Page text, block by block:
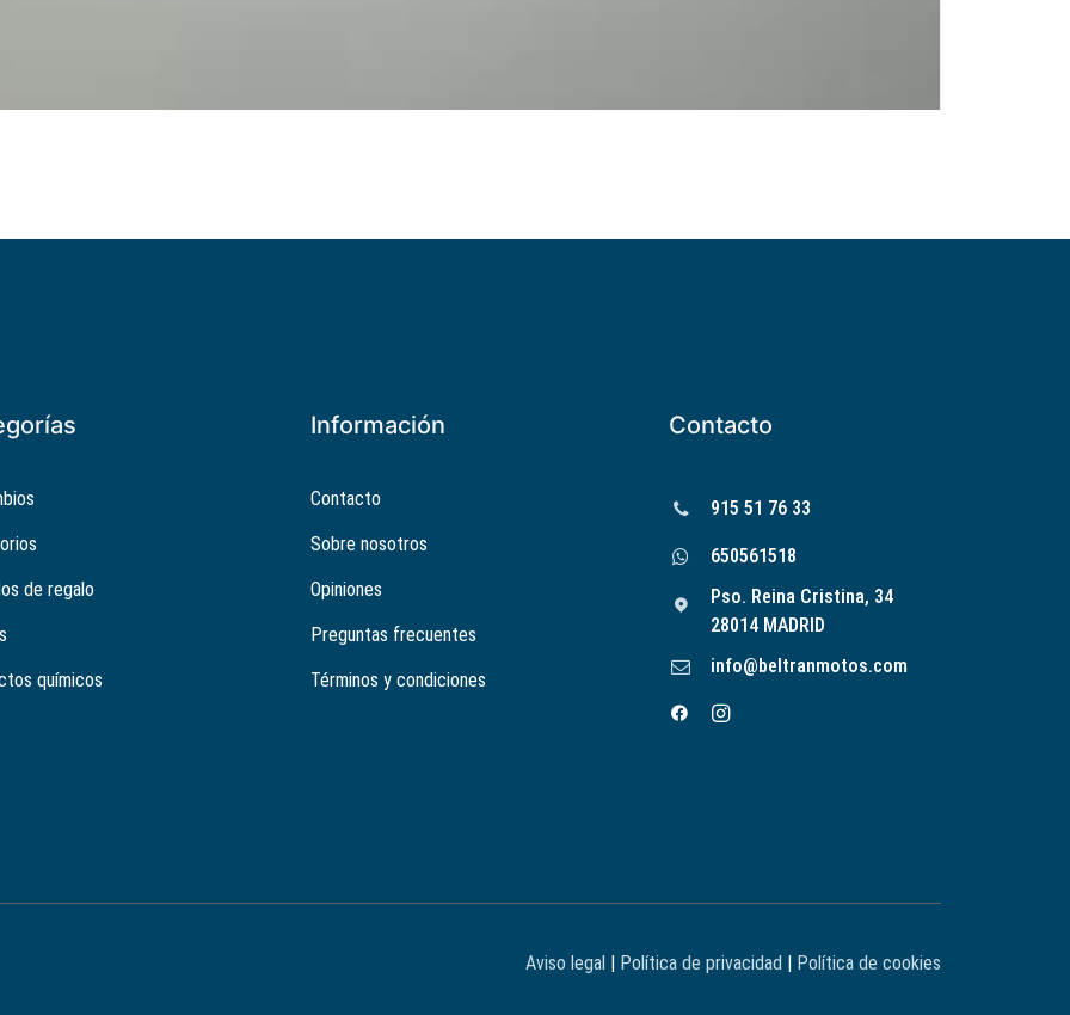
de regalo
químicos
Información
Contacto
Sobre nosotros
Opiniones
Preguntas frecuentes
Términos y condiciones
Contacto
915 51 76 33
650561518
Pso. Reina Cristina, 34
28014 MADRID
info@beltranmotos.com
Aviso legal | Política de privacidad | Política de cookies